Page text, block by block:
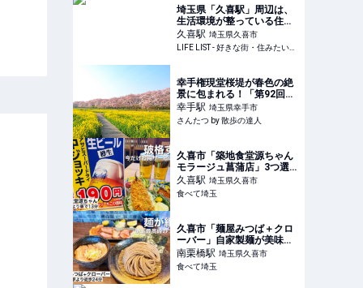
埼玉県「久喜駅」周辺は、
生活環境が整っている住み
やすい街！住民が魅力を紹
介 - LIFE LIST - 好きな街・
住みたい街・私の街
久喜駅 埼玉県久喜市
LIFE LIST - 好きな街・住みたい街・私の街
幸手権現堂桜堤が春色の絶
景に包まれる！「第92回幸
手桜まつり」が3月26日～4
月9日に開催｜さんたつ by
散歩の達人
幸手駅 埼玉県幸手市
さんたつ by 散歩の達人
久喜市「築地食堂源ちゃん
モラージュ菖蒲店」3つ選
べる海鮮丼に大人のドリン
ク190円の店
久喜駅 埼玉県久喜市
食べて埼玉
久喜市「麺屋みつば＋クロ
ーバー」自家製麺が美味す
ぎるチャーシューも絶品の
つけ麺
南栗橋駅 埼玉県久喜市
食べて埼玉